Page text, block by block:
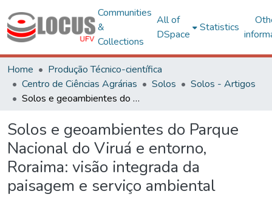
Communities
&
Collections
All of
DSpace
Statistics
Home
Produção Técnico-científica
Centro de Ciências Agrárias
Solos
Solos - Artigos
Solos e geoambientes do Parque Nacional do Viruá e entorno, Roraima: visão integrada da paisagem e serviço ambiental
Solos e geoambientes do Parque
Nacional do Viruá e entorno,
Roraima: visão integrada da
paisagem e serviço ambiental